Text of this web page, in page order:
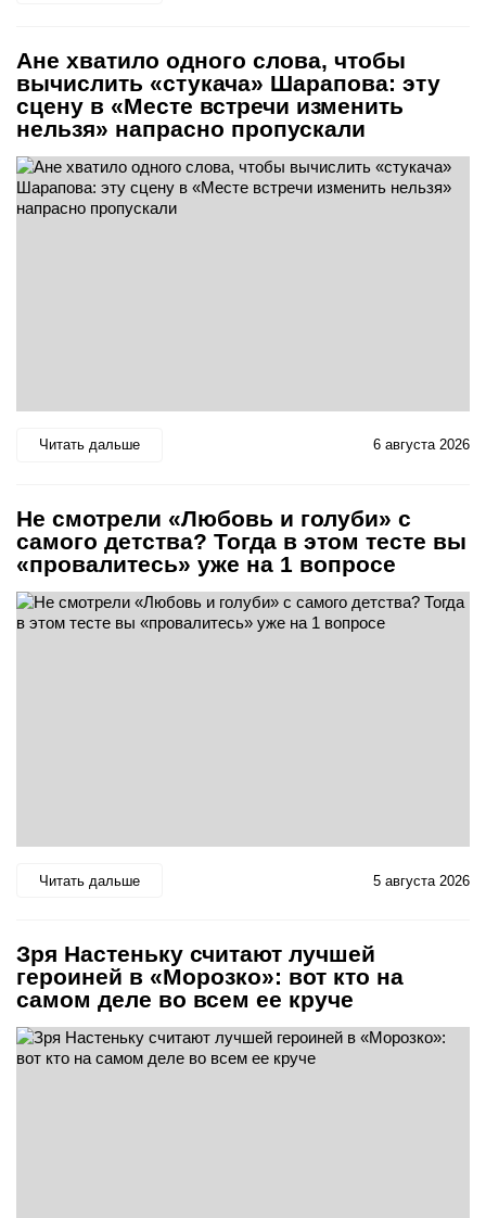
Ане хватило одного слова, чтобы
вычислить «стукача» Шарапова: эту
сцену в «Месте встречи изменить
нельзя» напрасно пропускали
Читать дальше 6 августа 2026
Не смотрели «Любовь и голуби» с
самого детства? Тогда в этом тесте вы
«провалитесь» уже на 1 вопросе
Читать дальше 5 августа 2026
Зря Настеньку считают лучшей
героиней в «Морозко»: вот кто на
самом деле во всем ее круче